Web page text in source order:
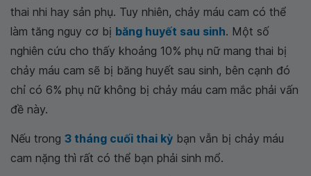
thai nhi hay sản phụ. Tuy nhiên, chảy máu cam có thể
làm tăng nguy cơ bị băng huyết sau sinh. Một số
nghiên cứu cho thấy khoảng 10% phụ nữ mang thai bị
chảy máu cam sẽ bị băng huyết sau sinh, bên cạnh đó
chỉ có 6% phụ nữ không bị chảy máu cam mắc phải vấn
đề này.
Nếu trong 3 tháng cuối thai kỳ bạn vẫn bị chảy máu
cam nặng thì rất có thể bạn phải sinh mổ.